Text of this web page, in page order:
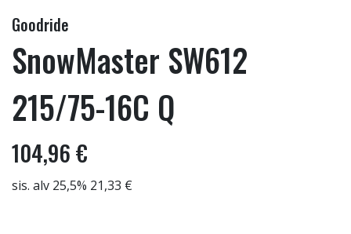
Goodride
SnowMaster SW612
215/75-16C Q
104,96 €
sis. alv 25,5% 21,33 €